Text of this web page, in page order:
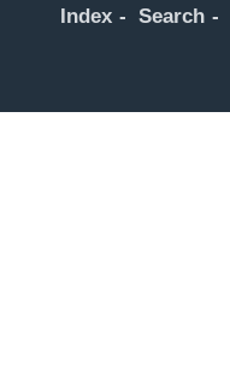
Index Search